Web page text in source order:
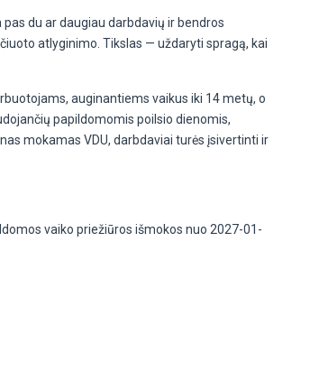
du ar daugiau darbdavių ir bendros
atlyginimo. Tikslas — uždaryti spragą, kai
auginantiems vaikus iki 14 metų, o
papildomomis poilsio dienomis,
mokamas VDU, darbdaviai turės įsivertinti ir
vaiko priežiūros išmokos nuo 2027-01-